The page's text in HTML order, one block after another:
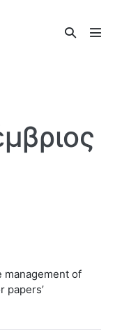
Search
management of
papers’